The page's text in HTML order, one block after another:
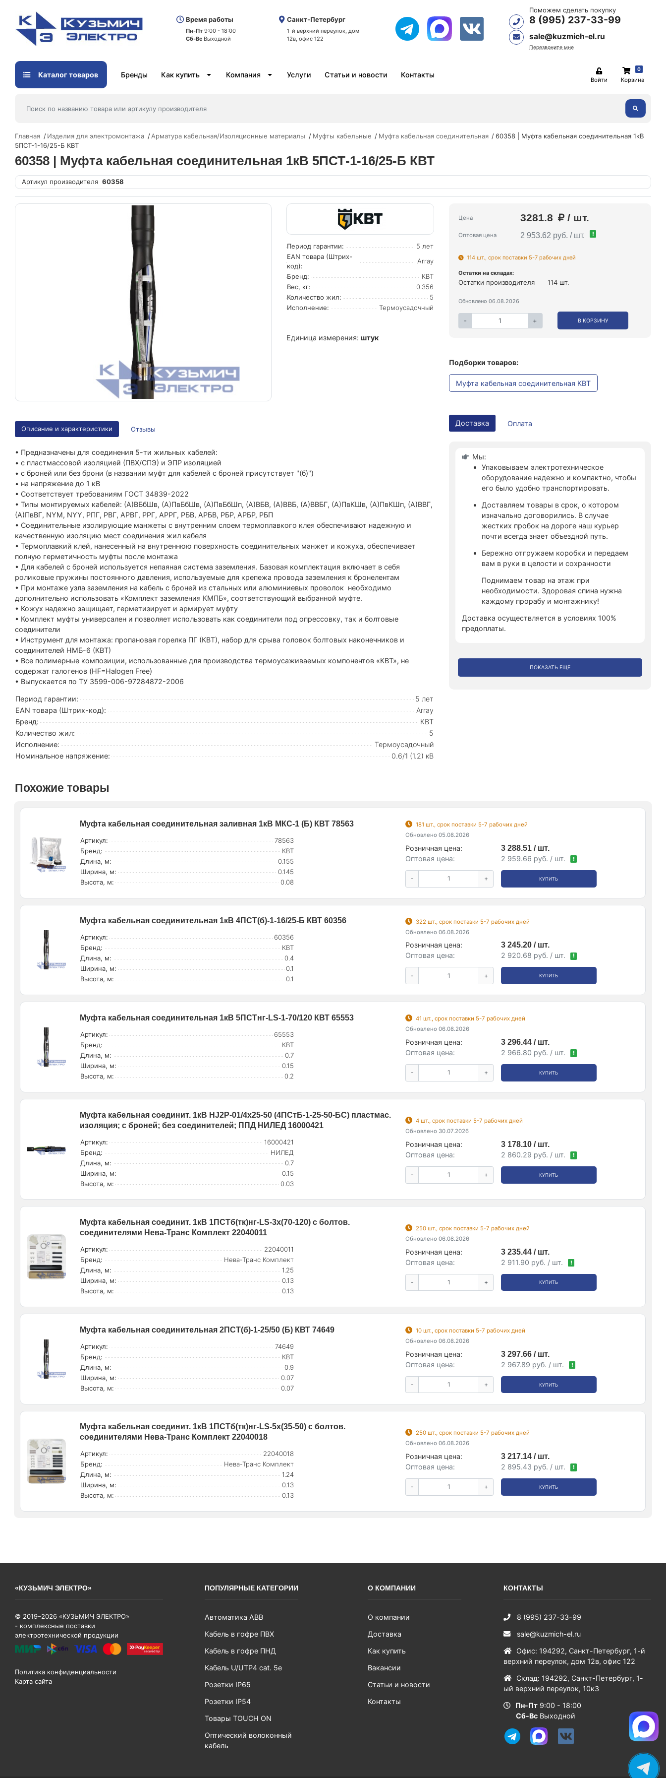
Время работы
Пн-Пт 9:00 - 18:00
Сб-Вс Выходной
Санкт-Петербург
1-й верхний переулок, дом
12в, офис 122
Поможем сделать покупку
8 (995) 237-33-99
sale@kuzmich-el.ru
Перезвоните мне
Каталог товаров Бренды Как купить Компания Услуги Статьи и новости Контакты
Войти
0
Корзина
Главная Изделия для электромонтажа Арматура кабельная/Изоляционные материалы Муфты кабельные Муфта кабельная соединительная
60358 | Муфта кабельная соединительная 1кВ
5ПСТ-1-16/25-Б КВТ
60358 | Муфта кабельная соединительная 1кВ 5ПСТ-1-16/25-Б КВТ
Артикул производителя 60358
Период гарантии:
5 лет
EAN товара (Штрих-
код):
Array
Бренд:
КВТ
Вес, кг:
0.356
Количество жил:
5
Исполнение:
Термоусадочный
Единица измерения: штук
Цена 3281.8 / шт.
Оптовая цена 2 953.62 руб. / шт. !
114 шт., срок поставки 5-7 рабочих дней
Остатки на складах:
Остатки производителя 114 шт.
Обновлено 06.08.2026
- + В КОРЗИНУ
Подборки товаров:
Муфта кабельная соединительная КВТ
Доставка Оплата
Мы:
Упаковываем электротехническое
оборудование надежно и компактно, чтобы
его было удобно транспортировать.
Доставляем товары в срок, о котором
изначально договорились. В случае
жестких пробок на дороге наш курьер
почти всегда знает объездной путь.
Бережно отгружаем коробки и передаем
вам в руки в целости и сохранности
Поднимаем товар на этаж при
необходимости. Здоровая спина нужна
каждому прорабу и монтажнику!
Доставка осуществляется в условиях 100%
предоплаты.
ПОКАЗАТЬ ЕЩЕ
Описание и характеристики Отзывы
• Предназначены для соединения 5-ти жильных кабелей:
• с пластмассовой изоляцией (ПВХ/СПЭ) и ЭПР изоляцией
• с броней или без брони (в названии муфт для кабелей с броней присутствует "(б)")
• на напряжение до 1 кВ
• Соответствует требованиям ГОСТ 34839-2022
• Типы монтируемых кабелей: (А)ВБбШв, (А)ПвБбШв, (А)ПвБбШп, (А)ВБВ, (А)ВВБ, (А)ВВБГ, (А)ПвКШв, (А)ПвКШп, (А)ВВГ,
(А)ПвВГ, NYM, NYY, РПГ, РВГ, АРВГ, РРГ, АРРГ, РБВ, АРБВ, РБР, АРБР, РБП
• Соединительные изолирующие манжеты с внутренним слоем термоплавкого клея обеспечивают надежную и
качественную изоляцию мест соединения жил кабеля
• Термоплавкий клей, нанесенный на внутреннюю поверхность соединительных манжет и кожуха, обеспечивает
полную герметичность муфты после монтажа
• Для кабелей с броней используется непаяная система заземления. Базовая комплектация включает в себя
роликовые пружины постоянного давления, используемые для крепежа провода заземления к бронелентам
• При монтаже узла заземления на кабель с броней из стальных или алюминиевых проволок необходимо
дополнительно использовать «Комплект заземления КМПБ», соответствующий выбранной муфте.
• Кожух надежно защищает, герметизирует и армирует муфту
• Комплект муфты универсален и позволяет использовать как соединители под опрессовку, так и болтовые
соединители
• Инструмент для монтажа: пропановая горелка ПГ (КВТ), набор для срыва головок болтовых наконечников и
соединителей НМБ-6 (КВТ)
• Все полимерные композиции, использованные для производства термоусаживаемых компонентов «КВТ», не
содержат галогенов (HF=Halogen Free)
• Выпускается по ТУ 3599-006-97284872-2006
Период гарантии:
5 лет
EAN товара (Штрих-код):
Array
Бренд:
КВТ
Количество жил:
5
Исполнение:
Термоусадочный
Номинальное напряжение:
0.6/1 (1.2) кВ
Похожие товары
Муфта кабельная соединительная заливная 1кВ МКС-1 (Б) КВТ 78563
Артикул:
78563
Бренд:
КВТ
Длина, м:
0.155
Ширина, м:
0.145
Высота, м:
0.08
181 шт., срок поставки 5-7 рабочих дней
Обновлено 05.08.2026
Розничная цена:
3 288.51 / шт.
Оптовая цена:
2 959.66 руб. / шт. !
- + КУПИТЬ
Муфта кабельная соединительная 1кВ 4ПСТ(б)-1-16/25-Б КВТ 60356
Артикул:
60356
Бренд:
КВТ
Длина, м:
0.4
Ширина, м:
0.1
Высота, м:
0.1
322 шт., срок поставки 5-7 рабочих дней
Обновлено 06.08.2026
Розничная цена:
3 245.20 / шт.
Оптовая цена:
2 920.68 руб. / шт. !
- + КУПИТЬ
Муфта кабельная соединительная 1кВ 5ПСТнг-LS-1-70/120 КВТ 65553
Артикул:
65553
Бренд:
КВТ
Длина, м:
0.7
Ширина, м:
0.15
Высота, м:
0.2
41 шт., срок поставки 5-7 рабочих дней
Обновлено 06.08.2026
Розничная цена:
3 296.44 / шт.
Оптовая цена:
2 966.80 руб. / шт. !
- + КУПИТЬ
Муфта кабельная соединит. 1кВ HJ2P-01/4x25-50 (4ПСтБ-1-25-50-БС) пластмас.
изоляция; с броней; без соединителей; ППД НИЛЕД 16000421
Артикул:
16000421
Бренд:
НИЛЕД
Длина, м:
0.7
Ширина, м:
0.15
Высота, м:
0.03
4 шт., срок поставки 5-7 рабочих дней
Обновлено 30.07.2026
Розничная цена:
3 178.10 / шт.
Оптовая цена:
2 860.29 руб. / шт. !
- + КУПИТЬ
Муфта кабельная соединит. 1кВ 1ПСТб(тк)нг-LS-3х(70-120) с болтов.
соединителями Нева-Транс Комплект 22040011
Артикул:
22040011
Бренд:
Нева-Транс Комплект
Длина, м:
1.25
Ширина, м:
0.13
Высота, м:
0.13
250 шт., срок поставки 5-7 рабочих дней
Обновлено 06.08.2026
Розничная цена:
3 235.44 / шт.
Оптовая цена:
2 911.90 руб. / шт. !
- + КУПИТЬ
Муфта кабельная соединительная 2ПСТ(б)-1-25/50 (Б) КВТ 74649
Артикул:
74649
Бренд:
КВТ
Длина, м:
0.9
Ширина, м:
0.07
Высота, м:
0.07
10 шт., срок поставки 5-7 рабочих дней
Обновлено 06.08.2026
Розничная цена:
3 297.66 / шт.
Оптовая цена:
2 967.89 руб. / шт. !
- + КУПИТЬ
Муфта кабельная соединит. 1кВ 1ПСТб(тк)нг-LS-5х(35-50) с болтов.
соединителями Нева-Транс Комплект 22040018
Артикул:
22040018
Бренд:
Нева-Транс Комплект
Длина, м:
1.24
Ширина, м:
0.13
Высота, м:
0.13
250 шт., срок поставки 5-7 рабочих дней
Обновлено 06.08.2026
Розничная цена:
3 217.14 / шт.
Оптовая цена:
2 895.43 руб. / шт. !
- + КУПИТЬ
«КУЗЬМИЧ ЭЛЕКТРО»
© 2019–2026 «КУЗЬМИЧ ЭЛЕКТРО»
- комплексные поставки
электротехнической продукции
Политика конфиденциальности
Карта сайта
ПОПУЛЯРНЫЕ КАТЕГОРИИ
Автоматика ABB
Кабель в гофре ПВХ
Кабель в гофре ПНД
Кабель U/UTP4 cat. 5e
Розетки IP65
Розетки IP54
Товары TOUCH ON
Оптический волоконный
кабель
О КОМПАНИИ
О компании
Доставка
Как купить
Вакансии
Статьи и новости
Контакты
КОНТАКТЫ
8 (995) 237-33-99
sale@kuzmich-el.ru
Офис: 194292, Санкт-Петербург, 1-й
верхний переулок, дом 12в, офис 122
Склад: 194292, Санкт-Петербург, 1-
ый верхний переулок, 10к3
Пн-Пт 9:00 - 18:00
Сб-ВсВыходной